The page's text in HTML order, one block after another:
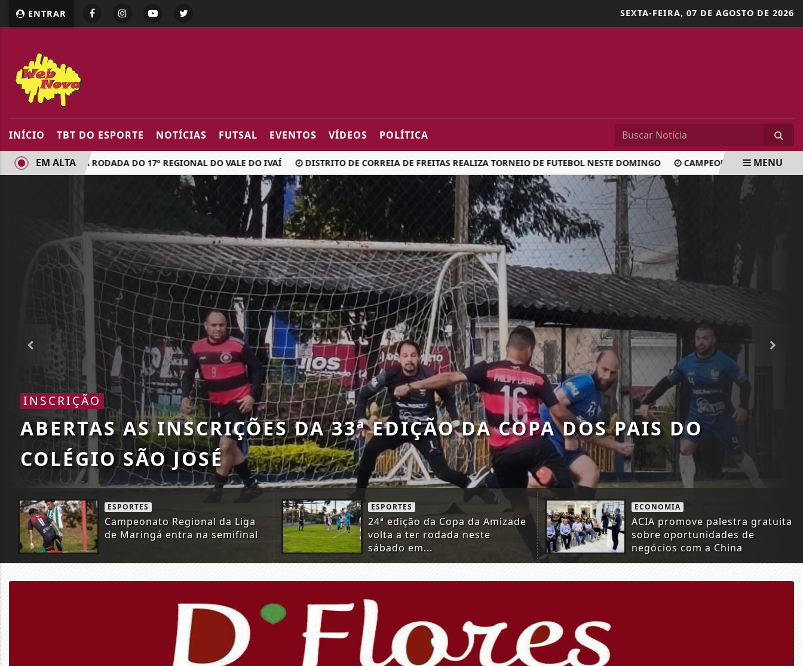
google.com, pub-5218898159836688, DIRECT, f08c47fec0942fa0
ENTRAR SEXTA-FEIRA, 07 DE AGOSTO DE 2026
INÍCIO TBT DO ESPORTE NOTÍCIAS FUTSAL EVENTOS VÍDEOS POLÍTICA
NA TERCEIRA RODADA DO 17º REGIONAL DO VALE DO IVAÍ DISTRITO DE CORREIA DE FREITAS REALIZA TORNEIO DE FUTEBOL NESTE DOMINGO CAMPEONATO AMADOR DO
EM ALTA MENU
TORNEIO
DISTRITO DE CORREIA DE FREITAS REALIZA TORNEIO DE FUTEBOL
NESTE DOMINGO
ESPORTES
Campeonato Regional da Liga
de Maringá entra na semifinal
ESPORTES
24ª edição da Copa da Amizade
volta a ter rodada neste
sábado em...
ECONOMIA
ACIA promove palestra gratuita
sobre oportunidades de
negócios com a China